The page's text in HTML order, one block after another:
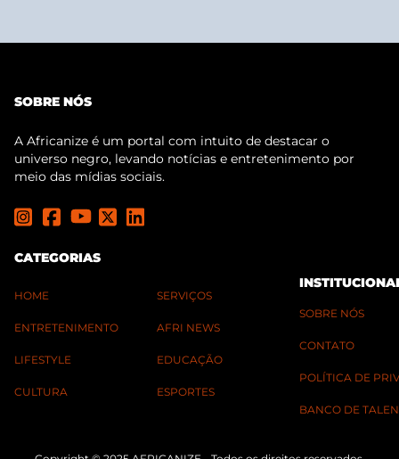
SOBRE NÓS
A Africanize é um portal com intuito de destacar o
universo negro, levando notícias e entretenimento por
meio das mídias sociais.
CATEGORIAS
HOME
ENTRETENIMENTO
LIFESTYLE
CULTURA
SERVIÇOS
AFRI NEWS
EDUCAÇÃO
ESPORTES
SOBRE NÓS
CONTATO
POLÍTICA DE
BANCO DE